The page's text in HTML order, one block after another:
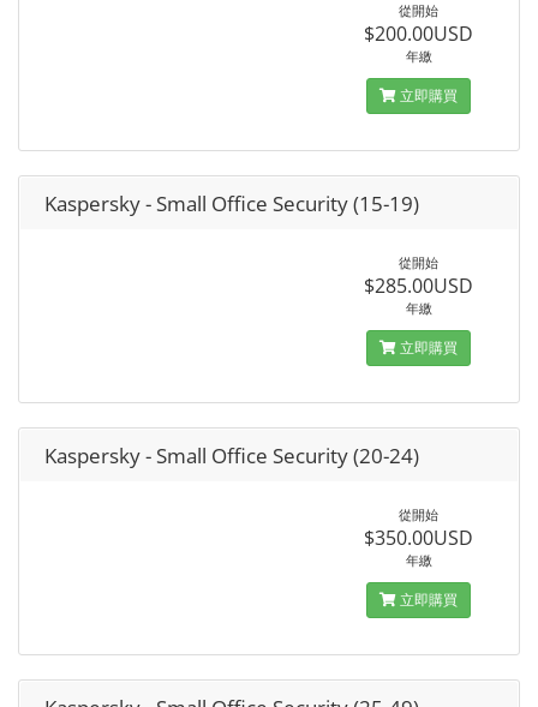
從開始
$200.00USD
年繳
立即購買
Kaspersky - Small Office Security (15-19)
從開始
$285.00USD
年繳
立即購買
Kaspersky - Small Office Security (20-24)
從開始
$350.00USD
年繳
立即購買